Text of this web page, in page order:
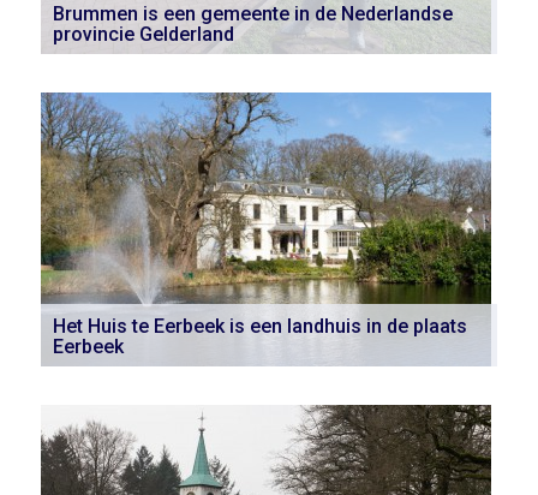
Brummen is een gemeente in de Nederlandse
provincie Gelderland
Het Huis te Eerbeek is een landhuis in de plaats
Eerbeek